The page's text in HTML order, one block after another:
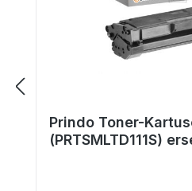
Prindo Toner-
(PRTSMLTD111S)